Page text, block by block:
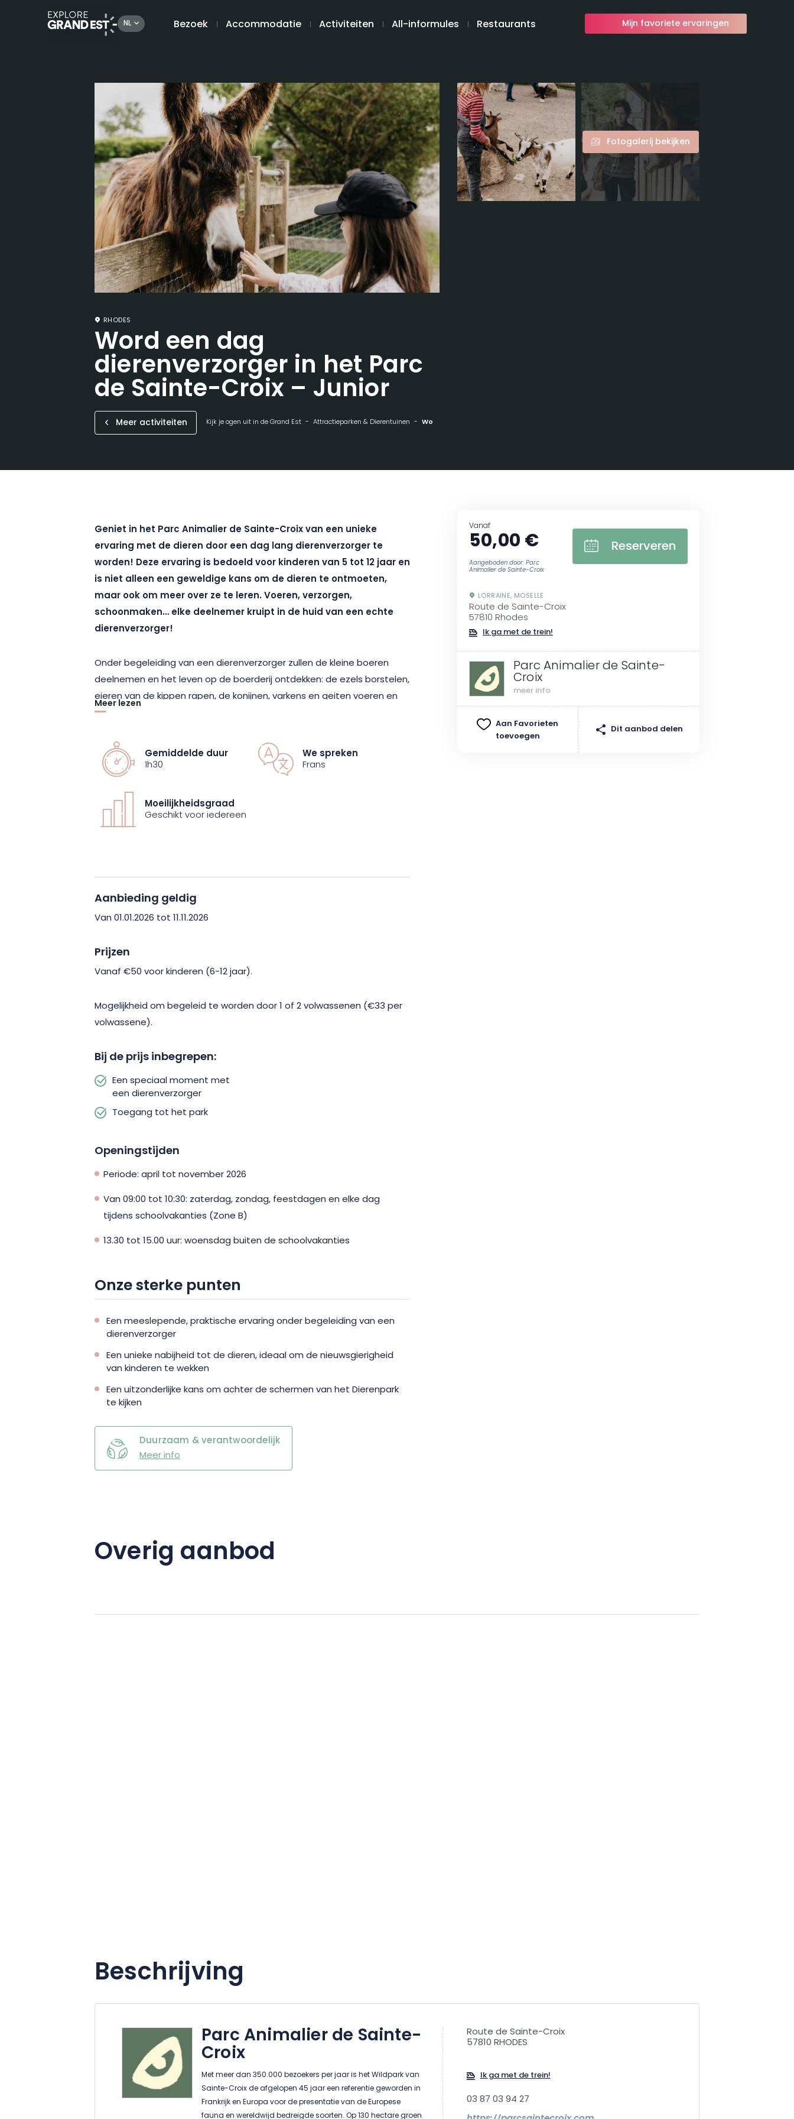
NL Bezoek Accommodatie Activiteiten All-informules Restaurants Mijn favoriete ervaringen
Fotogalerij bekijken
RHODES
Word een dag
dierenverzorger in het Parc
de Sainte-Croix – Junior
Meer activiteiten Kijk je ogen uit in de Grand Est Attractieparken & Dierentuinen Word een dag dierenverzorger in het Parc de Sainte-Croix - Junior
Geniet in het Parc Animalier de Sainte-Croix van een unieke
ervaring met de dieren door een dag lang dierenverzorger te
worden! Deze ervaring is bedoeld voor kinderen van 5 tot 12 jaar en
is niet alleen een geweldige kans om de dieren te ontmoeten,
maar ook om meer over ze te leren. Voeren, verzorgen,
schoonmaken… elke deelnemer kruipt in de huid van een echte
dierenverzorger!
Onder begeleiding van een dierenverzorger zullen de kleine boeren
deelnemen en het leven op de boerderij ontdekken: de ezels borstelen,
eieren van de kippen rapen, de konijnen, varkens en geiten voeren en
hun omgeving schoonmaken.
Dus, ben je er klaar voor om voor een dag conciërge te worden? Kom
dan 10 minuten voor het begin van de activiteit naar de overdekte
speelruimte bij de ingang van het park en de dierenverzorger komt je
ophalen voor een ervaring van ongeveer 1 uur. De rest van de dag kun je
van het park genieten. Dus aarzel niet, reserveer je plaats en word een
dierenverzorger voor een dag!
Meer lezen
Gemiddelde duur
1h30
We spreken
Frans
Moeilijkheidsgraad
Geschikt voor iedereen
Aanbieding geldig
Van 01.01.2026 tot 11.11.2026
Prijzen
Vanaf €50 voor kinderen (6-12 jaar).
Mogelijkheid om begeleid te worden door 1 of 2 volwassenen (€33 per
volwassene).
Bij de prijs inbegrepen:
Een speciaal moment met
een dierenverzorger
Toegang tot het park
Openingstijden
Periode: april tot november 2026
Van 09:00 tot 10:30: zaterdag, zondag, feestdagen en elke dag
tijdens schoolvakanties (Zone B)
13.30 tot 15.00 uur: woensdag buiten de schoolvakanties
Onze sterke punten
Een meeslepende, praktische ervaring onder begeleiding van een
dierenverzorger
Een unieke nabijheid tot de dieren, ideaal om de nieuwsgierigheid
van kinderen te wekken
Een uitzonderlijke kans om achter de schermen van het Dierenpark
te kijken
Duurzaam & verantwoordelijk
Meer info
Vanaf
50,00 €
Aangeboden door: Parc
Animalier de Sainte-Croix
Reserveren
LORRAINE, MOSELLE
Route de Sainte-Croix
57810 Rhodes
Ik ga met de trein!
Parc Animalier de Sainte-
Croix
meer info
Aan Favorieten
toevoegen
Dit aanbod delen
Overig aanbod
Beschrijving
Parc Animalier de Sainte-
Croix
Met meer dan 350.000 bezoekers per jaar is het Wildpark van
Sainte-Croix de afgelopen 45 jaar een referentie geworden in
Frankrijk en Europa voor de presentatie van de Europese
fauna en wereldwijd bedreigde soorten. Op 130 hectare groen
Route de Sainte-Croix
57810 RHODES
Ik ga met de trein!
03 87 03 94 27